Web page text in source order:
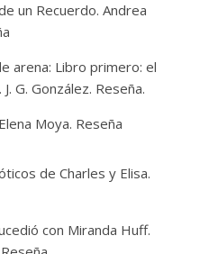
un Recuerdo. Andrea
arena: Libro primero: el
G. González. Reseña.
Moya. Reseña
de Charles y Elisa.
con Miranda Huff.